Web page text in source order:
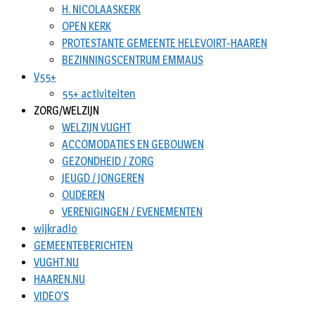
H. NICOLAASKERK
OPEN KERK
PROTESTANTE GEMEENTE HELEVOIRT-HAAREN
BEZINNINGSCENTRUM EMMAUS
V55+
55+ activiteiten
ZORG/WELZIJN
WELZIJN VUGHT
ACCOMODATIES EN GEBOUWEN
GEZONDHEID / ZORG
JEUGD / JONGEREN
OUDEREN
VERENIGINGEN / EVENEMENTEN
wijkradio
GEMEENTEBERICHTEN
VUGHT.NU
HAAREN.NU
VIDEO’S